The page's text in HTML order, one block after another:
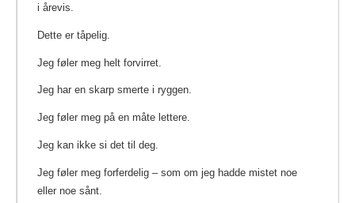
i årevis.
Dette er tåpelig.
Jeg føler meg helt forvirret.
Jeg har en skarp smerte i ryggen.
Jeg føler meg på en måte lettere.
Jeg kan ikke si det til deg.
Jeg føler meg forferdelig – som om jeg hadde mistet noe
eller noe sånt.